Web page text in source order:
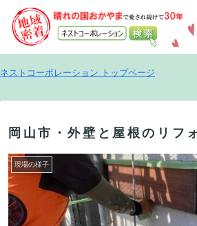
ネストコーポレーション トップページ
岡山市・外壁と屋根のリフ
現場の様子